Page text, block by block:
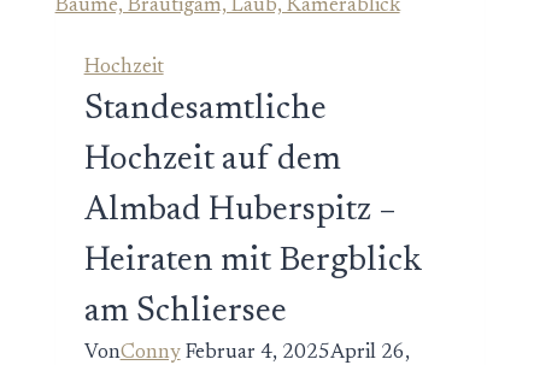
hoch
Schliersee
Hochzeit
Standesamtliche
Hochzeit auf dem
Almbad Huberspitz –
Heiraten mit Bergblick
am Schliersee
VonConny Februar 4, 2025April 26,